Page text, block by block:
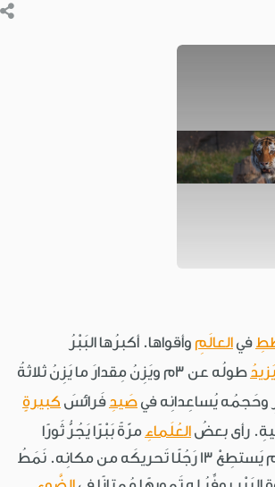
في العالَمِ وأقواها. أكبرُها البَبْرُ
يَزيدُ
طولُه عن 3م ويَزِنُ مِقدارَ ما يَزِنُ ثلاثةُ
وحَجمُه يُساعِدانِه في صَيدِ فَرائسَ كبيرةٍ
رأى بعضُ العُلَماءِ مرّةً بَبْرًا يَجُرُّ ثَورًا
مسافةً، وهو ثَور لم يَستطِعْ 13 رَجُلًا تَحريكَه من مكانِه. نَمَطُ